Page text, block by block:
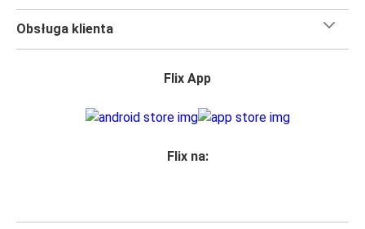
Obsługa klienta
Flix App
Flix na: